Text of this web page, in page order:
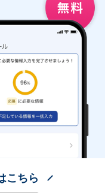
こちら